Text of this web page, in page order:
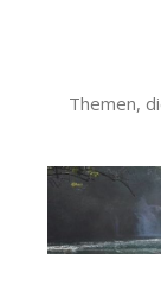
Themen,